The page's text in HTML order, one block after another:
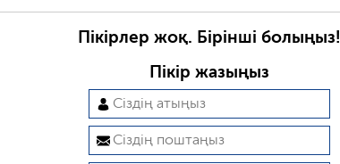
Пікірлер жоқ. Бірінші болыңыз!
Пікір жазыңыз